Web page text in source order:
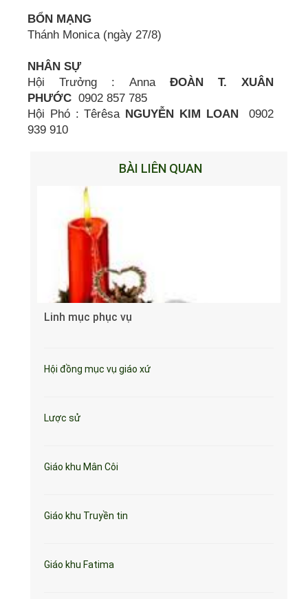
BỔN MẠNG
Thánh Monica (ngày 27/8)
NHÂN SỰ
Hội Trưởng : Anna ĐOÀN T. XUÂN
PHƯỚC 0902 857 785
Hội Phó : Têrêsa NGUYỄN KIM LOAN 0902
939 910
BÀI LIÊN QUAN
Linh mục phục vụ
Hội đồng mục vụ giáo xứ
Lược sử
Giáo khu Mân Côi
Giáo khu Truyền tin
Giáo khu Fatima